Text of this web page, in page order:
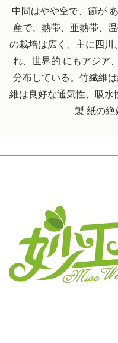
中間はやや空で、節が
産で、熱帯、亜熱帯、
の栽培は広く、主に四川
れ、世界的 にもアジア
分布している。竹繊維
維は良好な通気性、吸水
製 紙の絶